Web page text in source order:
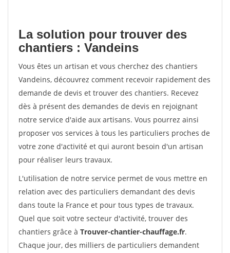
La solution pour trouver des
chantiers : Vandeins
Vous êtes un artisan et vous cherchez des chantiers
Vandeins, découvrez comment recevoir rapidement des
demande de devis et trouver des chantiers. Recevez
dès à présent des demandes de devis en rejoignant
notre service d'aide aux artisans. Vous pourrez ainsi
proposer vos services à tous les particuliers proches de
votre zone d'activité et qui auront besoin d'un artisan
pour réaliser leurs travaux.
L'utilisation de notre service permet de vous mettre en
relation avec des particuliers demandant des devis
dans toute la France et pour tous types de travaux.
Quel que soit votre secteur d'activité, trouver des
chantiers grâce à Trouver-chantier-chauffage.fr.
Chaque jour, des milliers de particuliers demandent